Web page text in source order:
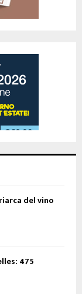
del vino
475